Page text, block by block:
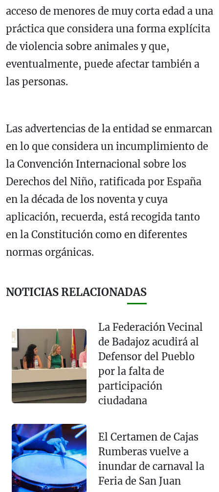
acceso de menores de muy corta edad a una
práctica que considera una forma explícita
de violencia sobre animales y que,
eventualmente, puede afectar también a
las personas.
Las advertencias de la entidad se enmarcan
en lo que considera un incumplimiento de
la Convención Internacional sobre los
Derechos del Niño, ratificada por España
en la década de los noventa y cuya
aplicación, recuerda, está recogida tanto
en la Constitución como en diferentes
normas orgánicas.
NOTICIAS RELACIONADAS
La Federación Vecinal
de Badajoz acudirá al
Defensor del Pueblo
por la falta de
participación
ciudadana
El Certamen de Cajas
Rumberas vuelve a
inundar de carnaval la
Feria de San Juan